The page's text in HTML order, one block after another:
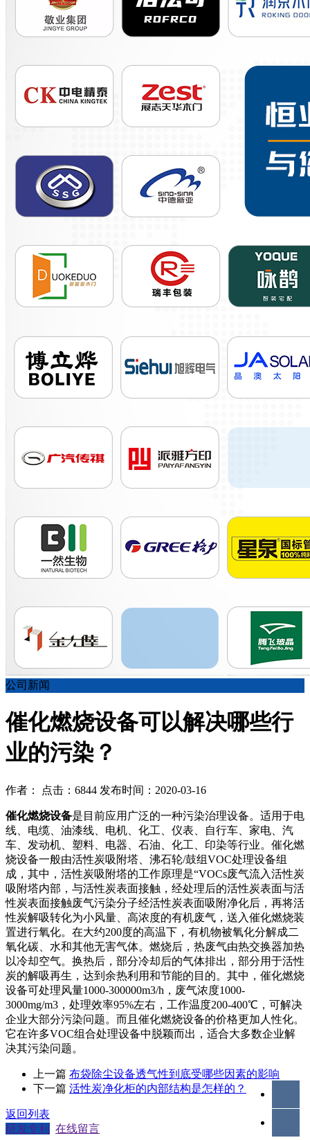
公司新闻
催化燃烧设备可以解决哪些行
业的污染？
作者： 点击：6844 发布时间：2020-03-16
催化燃烧设备是目前应用广泛的一种污染治理设备。适用于电
线、电缆、油漆线、电机、化工、仪表、自行车、家电、汽
车、发动机、塑料、电器、石油、化工、印染等行业。催化燃
烧设备一般由活性炭吸附塔、沸石轮/鼓组VOC处理设备组
成，其中，活性炭吸附塔的工作原理是“VOCs废气流入活性炭
吸附塔内部，与活性炭表面接触，经处理后的活性炭表面与活
性炭表面接触废气污染分子经活性炭表面吸附净化后，再将活
性炭解吸转化为小风量、高浓度的有机废气，送入催化燃烧装
置进行氧化。在大约200度的高温下，有机物被氧化分解成二
氧化碳、水和其他无害气体。燃烧后，热废气由热交换器加热
以冷却空气。换热后，部分冷却后的气体排出，部分用于活性
炭的解吸再生，达到余热利用和节能的目的。其中，催化燃烧
设备可处理风量1000-300000m3/h，废气浓度1000-
3000mg/m3，处理效率95%左右，工作温度200-400℃，可解决
企业大部分污染问题。而且催化燃烧设备的价格更加人性化。
它在许多VOC组合处理设备中脱颖而出，适合大多数企业解
决其污染问题。
上一篇 布袋除尘设备透气性到底受哪些因素的影响
下一篇 活性炭净化柜的内部结构是怎样的？
返回列表
研发专利
在线留言